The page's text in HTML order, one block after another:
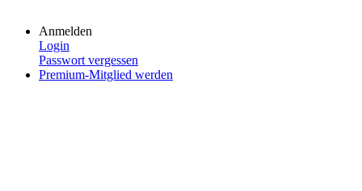
Anmelden
Login
Passwort vergessen
Premium-Mitglied werden